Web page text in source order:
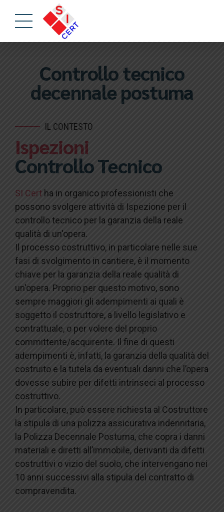
Controllo tecnico
decennale postuma
IL CONTESTO
Ispezioni
Controllo Tecnico
SI Cert ha in organico professionisti che
possono svolgere attività di Ispezione per il
controllo tecnico per la garanzia della reale
qualità di un'opera.
Il processo costruttivo, in particolare nelle sue
fasi di svolgimento in cantiere, è il momento
chiave per la garanzia della reale qualità di
un'opera. Proprio per questo motivo, sono
sempre maggiori gli adempimenti ai quali è
soggetto il costruttore, a livello legislativo e
contrattuale, o per volere del proprio
committente/acquirente. Il fine di questi
adempimenti è, infatti, la garanzia della qualità del
costruito e la tutela da eventuali danni che l’opera
dovesse subire per difetti intrinseci al processo
costruttivo.
In particolare, può essere richiesta al Costruttore
la stipula di una polizza assicurativa indennitaria,
la Polizza Decennale Postuma, che copra i danni
materiali e diretti all’immobile, derivanti da difetti
costruttivi o vizio del suolo, che intervengano nei
10 anni successivi alla stipula del contratto di
compravendita.